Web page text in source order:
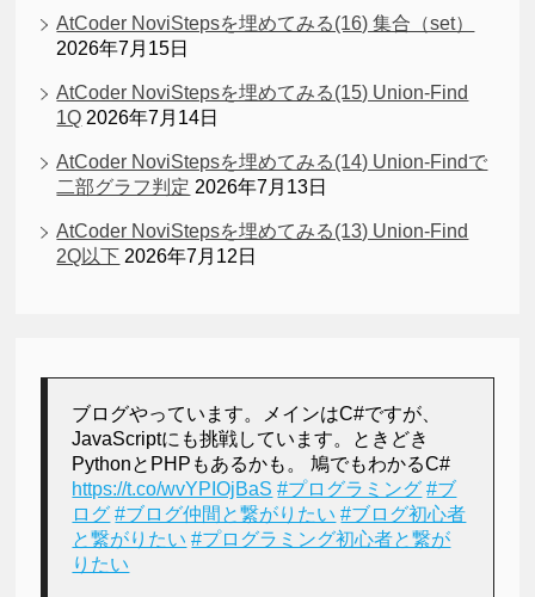
AtCoder NoviStepsを埋めてみる(16) 集合（set）
2026年7月15日
AtCoder NoviStepsを埋めてみる(15) Union-Find
1Q 2026年7月14日
AtCoder NoviStepsを埋めてみる(14) Union-Findで
二部グラフ判定 2026年7月13日
AtCoder NoviStepsを埋めてみる(13) Union-Find
2Q以下 2026年7月12日
ブログやっています。メインはC#ですが、
JavaScriptにも挑戦しています。ときどき
PythonとPHPもあるかも。 鳩でもわかるC#
https://t.co/wvYPIOjBaS #プログラミング #ブ
ログ #ブログ仲間と繋がりたい #ブログ初心者
と繋がりたい #プログラミング初心者と繋が
りたい